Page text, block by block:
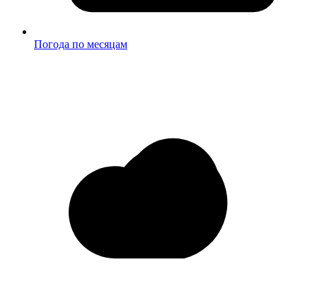
Погода по месяцам